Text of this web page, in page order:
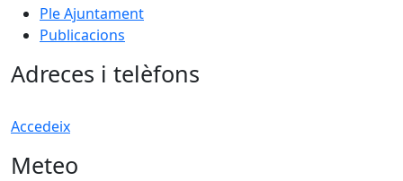
Ple Ajuntament
Publicacions
Adreces i telèfons
Accedeix
Meteo